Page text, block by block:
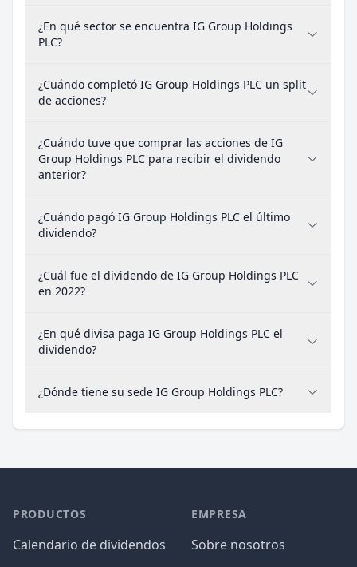
¿En qué sector se encuentra IG Group Holdings
PLC?
¿Cuándo completó IG Group Holdings PLC un split
de acciones?
¿Cuándo tuve que comprar las acciones de IG
Group Holdings PLC para recibir el dividendo
anterior?
¿Cuándo pagó IG Group Holdings PLC el último
dividendo?
¿Cuál fue el dividendo de IG Group Holdings PLC
en 2022?
¿En qué divisa paga IG Group Holdings PLC el
dividendo?
¿Dónde tiene su sede IG Group Holdings PLC?
PRODUCTOS
Calendario de dividendos
EMPRESA
Sobre nosotros